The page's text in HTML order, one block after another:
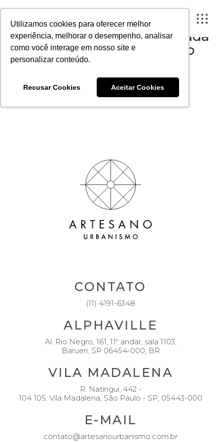
Utilizamos cookies para oferecer melhor
experiência, melhorar o desempenho, analisar
como você interage em nosso site e
personalizar conteúdo.
Recusar Cookies Aceitar Cookies
A ARTESANO
CONTEÚDO
PORTAL DO CLIENTE
CONTATO
FACEBOOK INSTAGRAM
Artesano é fonte em matéria
sobre madeira engenheirada
como material construtivo
verde
Publicado em 7 de março de 2022
CONTATO
(11) 4191-6348
ALPHAVILLE
Al. Rio Negro, 161, 11º andar, sala 1103,
Barueri, SP 06454-000, BR
VILA MADALENA
R. Natingui, 442 -
104 105, Vila Madalena, São Paulo - SP, 05443-000
E-MAIL
contato@artesanourbanismo.com.br